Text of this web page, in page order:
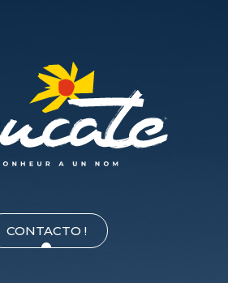
CONTACTO !